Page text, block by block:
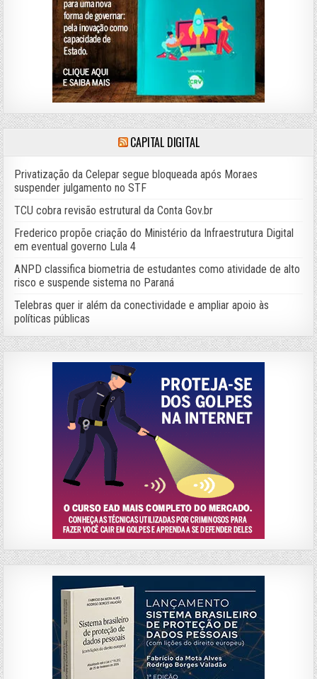
CAPITAL DIGITAL
Privatização da Celepar segue bloqueada após Moraes
suspender julgamento no STF
TCU cobra revisão estrutural da Conta Gov.br
Frederico propõe criação do Ministério da Infraestrutura Digital
em eventual governo Lula 4
ANPD classifica biometria de estudantes como atividade de alto
risco e suspende sistema no Paraná
Telebras quer ir além da conectividade e ampliar apoio às
políticas públicas